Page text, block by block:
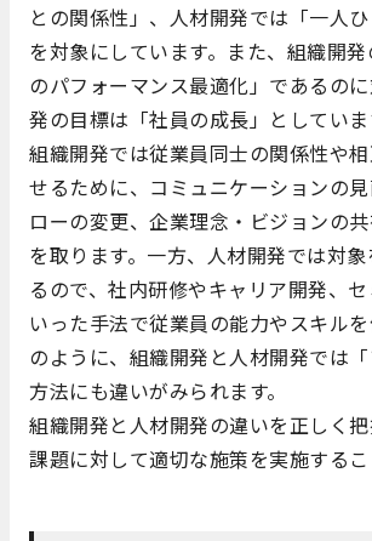
との関係性」、人材開発では「一人ひ
を対象にしています。また、組織開
のパフォーマンス最適化」であるの
発の目標は「社員の成長」としていま
組織開発では従業員同士の関係性や
せるために、コミュニケーションの
ローの変更、企業理念・ビジョンの
を取ります。一方、人材開発では対
るので、社内研修やキャリア開発、
いった手法で従業員の能力やスキル
のように、組織開発と人材開発では
方法にも違いがみられます。
組織開発と人材開発の違いを正しく
課題に対して適切な施策を実施するこ